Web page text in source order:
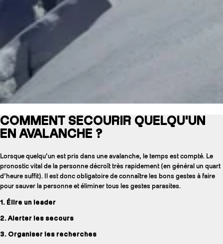
COMMENT SECOURIR QUELQU'UN
EN AVALANCHE ?
Lorsque quelqu’un est pris dans une avalanche, le temps est compté. Le
pronostic vital de la personne décroît très rapidement (en général un quart
d’heure suffit). Il est donc obligatoire de connaître les bons gestes à faire
pour sauver la personne et éliminer tous les gestes parasites.
1. Élire un leader
2. Alerter les secours
3. Organiser les recherches